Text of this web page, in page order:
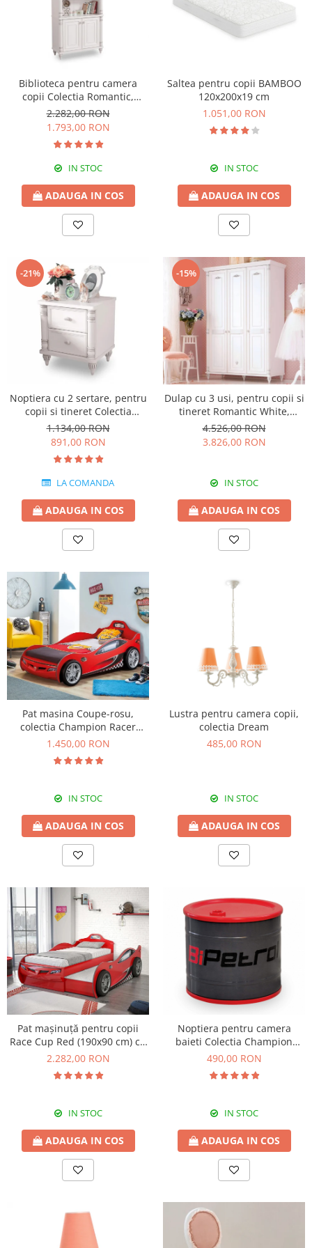
Biblioteca pentru camera
copii Colectia Romantic,
96x42x186 cm
2.282,00 RON
1.793,00 RON
IN STOC
ADAUGA IN COS
Saltea pentru copii BAMBOO
120x200x19 cm
1.051,00 RON
IN STOC
ADAUGA IN COS
-21%
Noptiera cu 2 sertare, pentru
copii si tineret Colectia
Romantic, 50x42x56 cm
1.134,00 RON
891,00 RON
LA COMANDA
ADAUGA IN COS
-15%
Dulap cu 3 usi, pentru copii si
tineret Romantic White,
140x58x203 cm
4.526,00 RON
3.826,00 RON
IN STOC
ADAUGA IN COS
Pat masina Coupe-rosu,
colectia Champion Racer
90x190 Cm
1.450,00 RON
IN STOC
ADAUGA IN COS
Lustra pentru camera copii,
colectia Dream
485,00 RON
IN STOC
ADAUGA IN COS
Pat mașinuță pentru copii
Race Cup Red (190x90 cm) cu
pat suplimentar (90x180 cm)
2.282,00 RON
IN STOC
ADAUGA IN COS
Noptiera pentru camera
baieti Colectia Champion
Racer
490,00 RON
IN STOC
ADAUGA IN COS